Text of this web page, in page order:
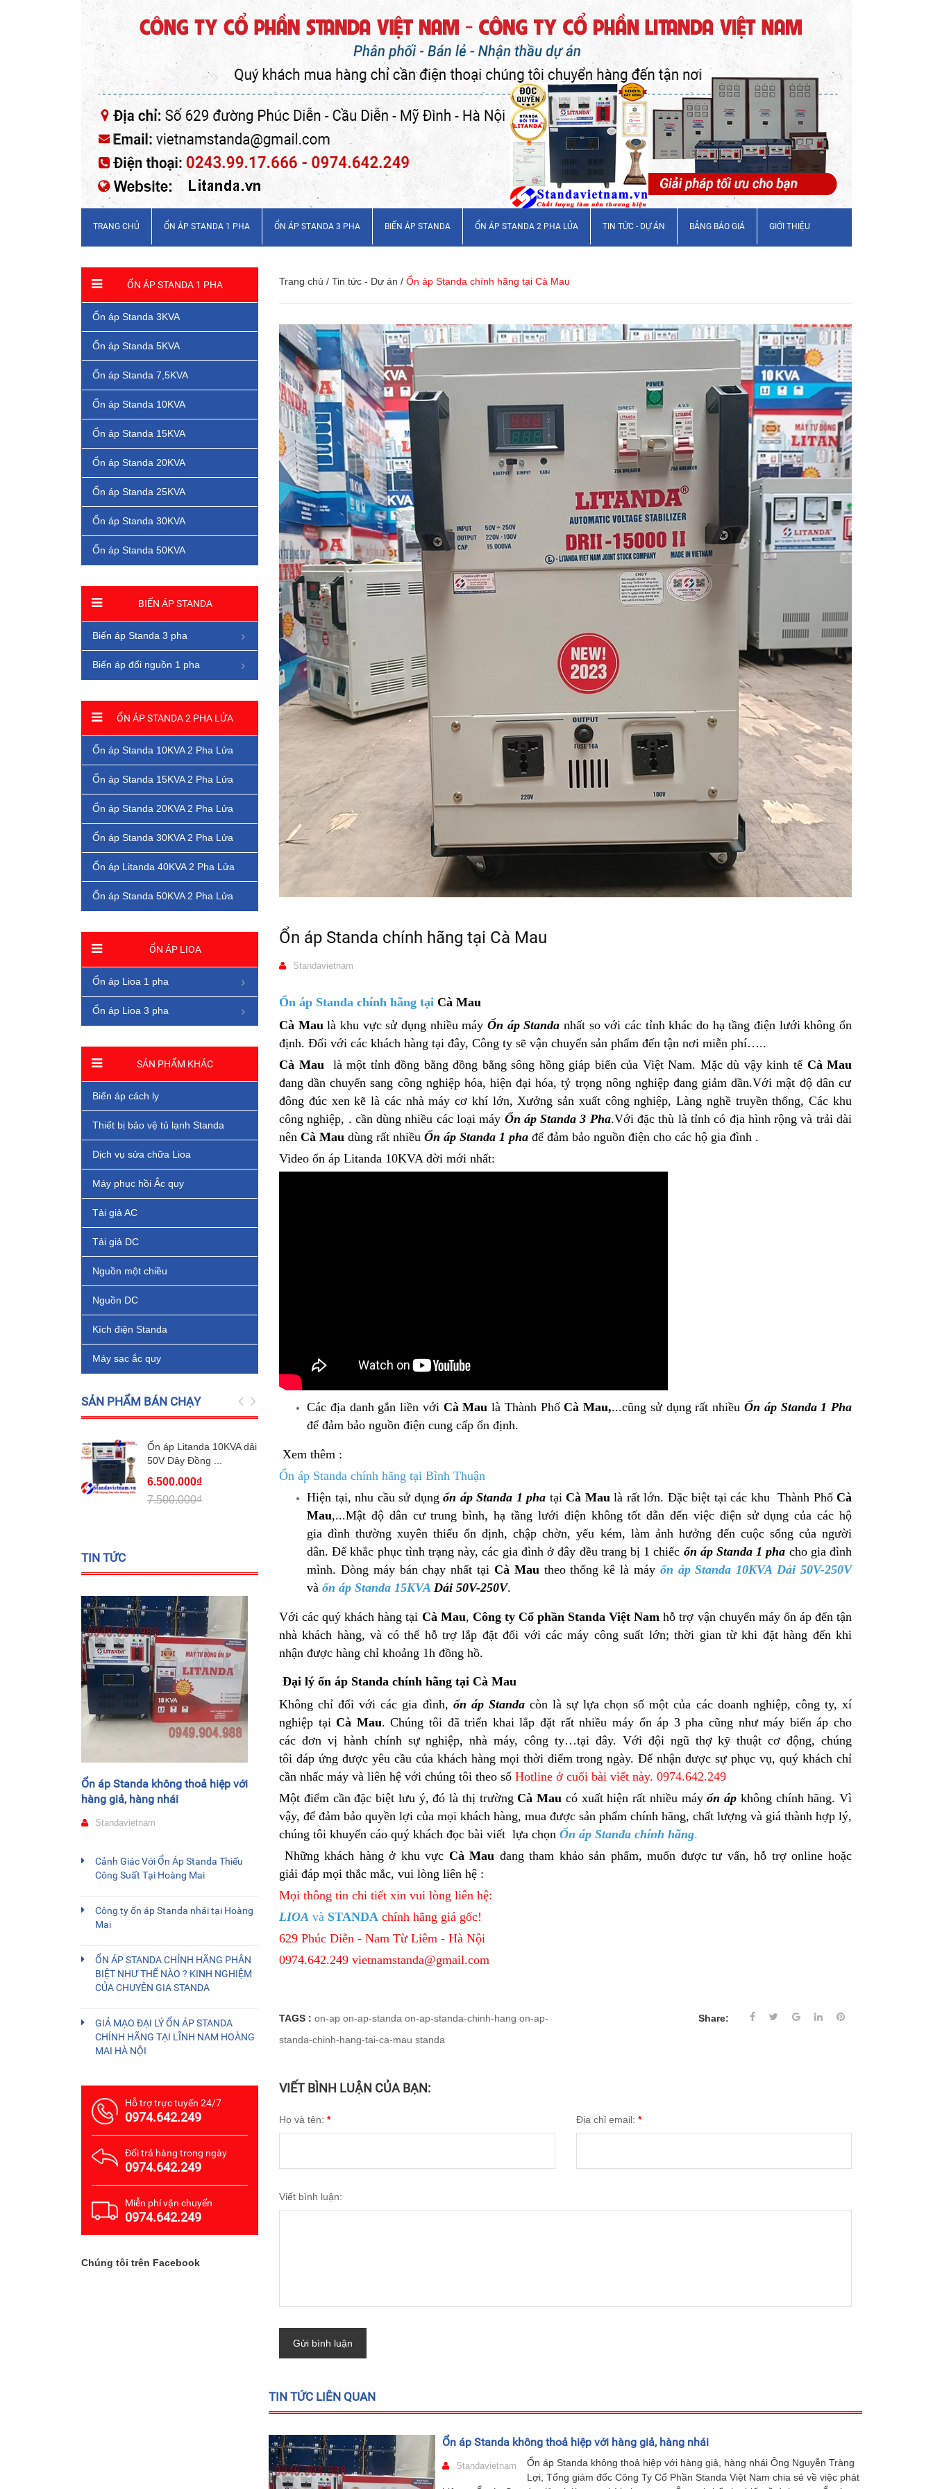
TRANG CHỦ ỔN ÁP STANDA 1 PHA ỔN ÁP STANDA 3 PHA BIẾN ÁP STANDA ỔN ÁP STANDA 2 PHA LỬA TIN TỨC - DỰ ÁN BẢNG BÁO GIÁ GIỚI THIỆU
Trang chủ / Tin tức - Dự án / Ổn áp Standa chính hãng tại Cà Mau
Ổn áp Standa chính hãng tại Cà Mau
Standavietnam
Ổn áp Standa chính hãng tại Cà Mau
Cà Maulà khu vực sử dụng nhiều máyỔn áp Standa nhất so với các tỉnh khác do hạ tầng điện lưới không ổn
định. Đối với các khách hàng tại đây, Công ty sẽ vận chuyển sản phẩm đến tận nơi miễn phí…..
Cà Maulà một tỉnh đồng bằng đồng bằng sông hồng giáp biển của Việt Nam. Mặc dù vậy kinh tế Cà Mau
đang dần chuyển sang công nghiệp hóa, hiện đại hóa, tỷ trọng nông nghiệp đang giảm dần.Với mật độ dân cư
đông đúc xen kẽ là các nhà máy cơ khí lớn, Xưởng sản xuất công nghiệp, Làng nghề truyền thống, Các khu
công nghiệp, . cần dùng nhiều các loại máy Ổn áp Standa 3 Pha.Với đặc thù là tỉnh có địa hình rộng và trải dài
nên Cà Mau dùng rất nhiều Ổn áp Standa 1 pha để đảm bảo nguồn điện cho các hộ gia đình .
Video ổn áp Litanda 10KVA đời mới nhất:
Các địa danh gắn liền với Cà Mau là Thành PhốCà Mau,...cũng sử dụng rất nhiều Ổn áp Standa 1 Pha
để đảm bảo nguồn điện cung cấp ổn định.
Xem thêm :
Ổn áp Standa chính hãng tại Bình Thuận
Hiện tại, nhu cầu sử dụngổn áp Standa 1 pha tạiCà Maulà rất lớn. Đặc biệt tại các khu Thành PhốCà
Mau,...Mật độ dân cư trung bình, hạ tầng lưới điện không tốt dẫn đến việc điện sử dụng của các hộ
gia đình thường xuyên thiếu ổn định, chập chờn, yếu kém, làm ảnh hưởng đến cuộc sống của người
dân. Để khắc phục tình trạng này, các gia đình ở đây đều trang bị 1 chiếc ổn áp Standa 1 pha cho gia đình
mình. Dòng máy bán chạy nhất tại Cà Mautheo thống kê là máy ổn áp Standa 10KVA Dải 50V-250V
và ổn áp Standa 15KVADải 50V-250V.
Với các quý khách hàng tại Cà Mau, Công ty Cổ phần Standa Việt Nam hỗ trợ vận chuyển máy ổn áp đến tận
nhà khách hàng, và có thể hỗ trợ lắp đặt đối với các máy công suất lớn; thời gian từ khi đặt hàng đến khi
nhận được hàng chỉ khoảng 1h đồng hồ.
Đại lý ổn áp Standa chính hãng tại Cà Mau
Không chỉ đối với các gia đình, ổn áp Standacòn là sự lựa chọn số một của các doanh nghiệp, công ty, xí
nghiệp tạiCà Mau. Chúng tôi đã triển khai lắp đặt rất nhiều máy ổn áp 3 pha cũng như máy biến áp cho
các đơn vị hành chính sự nghiệp, nhà máy, công ty…tại đây. Với đội ngũ thợ kỹ thuật cơ động, chúng
tôi đáp ứng được yêu cầu của khách hàng mọi thời điểm trong ngày. Để nhận được sự phục vụ, quý khách chỉ
cần nhấc máy và liên hệ với chúng tôi theo số Hotline ở cuối bài viết này. 0974.642.249
Một điểm cần đặc biệt lưu ý, đó là thị trườngCà Mau có xuất hiện rất nhiều máyổn áp không chính hãng. Vì
vậy, để đảm bảo quyền lợi của mọi khách hàng, mua được sản phẩm chính hãng, chất lượng và giá thành hợp lý,
chúng tôi khuyến cáo quý khách đọc bài viết lựa chọn Ổn áp Standa chính hãng.
Những khách hàng ở khu vực Cà Mau đang tham khảo sản phẩm, muốn được tư vấn, hỗ trợ online hoặc
giải đáp mọi thắc mắc, vui lòng liên hệ :
Mọi thông tin chi tiết xin vui lòng liên hệ:
LIOA và STANDA chính hãng giá gốc!
629 Phúc Diễn - Nam Từ Liêm - Hà Nội
0974.642.249 vietnamstanda@gmail.com
TAGS : on-ap on-ap-standa on-ap-standa-chinh-hang on-ap-
standa-chinh-hang-tai-ca-mau standa
Share:
VIẾT BÌNH LUẬN CỦA BẠN:
Họ và tên: * Địa chỉ email: *
Viết bình luận:
Gửi bình luận
TIN TỨC LIÊN QUAN
Ổn áp Standa không thoả hiệp với hàng giả, hàng nhái
Standavietnam
Ổn áp Standa không thoả hiệp với hàng giả, hàng nhái Ông Nguyễn Tràng
Lợi, Tổng giám đốc Công Ty Cổ Phần Standa Việt Nam chia sẻ về việc phát
ỔN ÁP STANDA 1 PHA
Ổn áp Standa 3KVA
Ổn áp Standa 5KVA
Ổn áp Standa 7,5KVA
Ổn áp Standa 10KVA
Ổn áp Standa 15KVA
Ổn áp Standa 20KVA
Ổn áp Standa 25KVA
Ổn áp Standa 30KVA
Ổn áp Standa 50KVA
BIẾN ÁP STANDA
Biến áp Standa 3 pha
Biến áp đổi nguồn 1 pha
ỔN ÁP STANDA 2 PHA LỬA
Ổn áp Standa 10KVA 2 Pha Lửa
Ổn áp Standa 15KVA 2 Pha Lửa
Ổn áp Standa 20KVA 2 Pha Lửa
Ổn áp Standa 30KVA 2 Pha Lửa
Ổn áp Litanda 40KVA 2 Pha Lửa
Ổn áp Standa 50KVA 2 Pha Lửa
ỔN ÁP LIOA
Ổn áp Lioa 1 pha
Ổn áp Lioa 3 pha
SẢN PHẨM KHÁC
Biến áp cách ly
Thiết bị bảo vệ tủ lạnh Standa
Dịch vụ sửa chữa Lioa
Máy phục hồi Ắc quy
Tải giả AC
Tải giả DC
Nguồn một chiều
Nguồn DC
Kích điện Standa
Máy sạc ắc quy
SẢN PHẨM BÁN CHẠY
Ổn áp Litanda 10KVA dải
50V Dây Đồng ...
6.500.000₫
7.500.000₫
90v Model 10K...
5.500.000₫
6.690.000₫
12.000.000₫
6.320.000₫
TIN TỨC
Ổn áp Standa không thoả hiệp với
hàng giả, hàng nhái
Standavietnam
Cảnh Giác Với Ổn Áp Standa Thiếu
Công Suất Tại Hoàng Mai
Công ty ổn áp Standa nhái tại Hoàng
Mai
ỔN ÁP STANDA CHÍNH HÃNG PHÂN
BIỆT NHƯ THẾ NÀO ? KINH NGHIỆM
CỦA CHUYÊN GIA STANDA
GIẢ MẠO ĐẠI LÝ ỔN ÁP STANDA
CHÍNH HÃNG TẠI LĨNH NAM HOÀNG
MAI HÀ NỘI
Hỗ trợ trực tuyến 24/7
0974.642.249
Đổi trả hàng trong ngày
0974.642.249
Miễn phí vận chuyển
0974.642.249
Chúng tôi trên Facebook